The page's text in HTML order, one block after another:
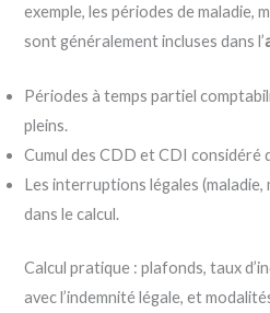
exemple, les périodes de maladie,
sont généralement incluses dans l’
Périodes à temps partiel
pleins.
Cumul des CDD et CDI considéré
Les interruptions légales
dans le calcul.
Calcul pratique : plafonds, taux
avec l’indemnité légale, et